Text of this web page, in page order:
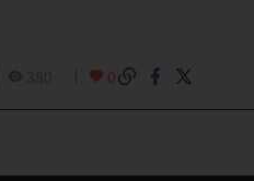
0